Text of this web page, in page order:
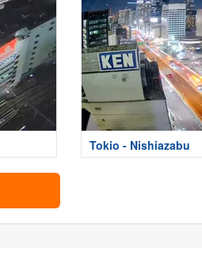
Tokio - Nishiazabu